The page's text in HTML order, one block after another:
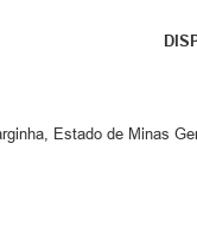
Estado de Minas